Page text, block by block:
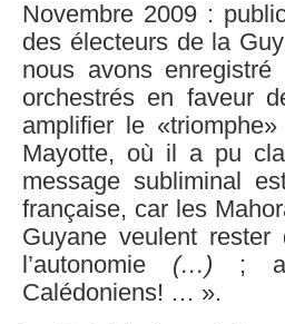
Novembre 2009 :
des électeurs de la
nous avons
orchestrés en faveur
amplifier le
Mayotte, où il a pu
message subliminal
française, car les
Guyane veulent
l’autonomie (…) ;
Calédoniens! … ».